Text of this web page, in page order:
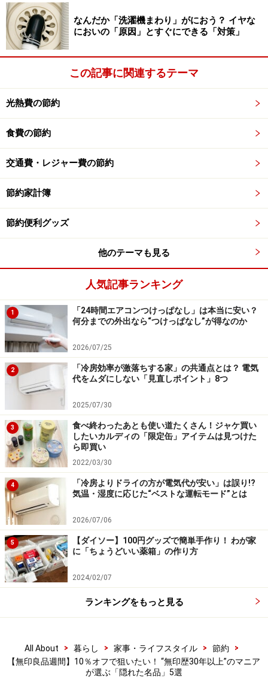
けなどを入れたりするのにもいいサイズ感です。
これ1つで整理整頓！「ナイロンメッシュバ
ッグインバッグ（タテ型）」
「ナイロンメッシュバッグインバッグ」タテ型 税込1290円
ますが、タテ型の「ナイロンメッシュバッグインバッ
グ」（税込1290円）は、タテに長い形状が大きな特徴で
頓に非常に役立ちます。
近年利用者が増えているリュックは上部がデッドスペー
スになりがちですが、このアイテムを使うことでその空
間を有効活用できます。一番大きなポケットにはA4サイ
ズのノートやクリアファイルも収まり、収納力も抜群で
す。
デスクの上にも！「ポリプロピレンごみ
箱・角型・ミニ」
「ポリプロピレンごみ箱・角型・ミニ」税込690円
無印良品はごみ箱の種類も豊富。無印良品の商品をそろ
えて利用しているご家庭も多いことでしょう。筆者が隠
れた名品としておすすめしたいのが、「ポリプロピレン
ごみ箱・角型・ミニ」（税込690円）。サイズは約0.9L
なのでデスクの上に置いても邪魔にならないサイズ感で
す。
ごみ箱以外にも使える
商品名はごみ箱ですが、ごみ箱以外としても幅広く利用
できます。使い切りのトイレブラシや、メイク用のスポ
ンジを入れたりするのにもちょうどいいサイズです。
なんだか「洗濯機まわり」がにおう？ イヤな
においの「原因」とすぐにできる「対策」
この記事に関連するテーマ
光熱費の節約
食費の節約
交通費・レジャー費の節約
節約家計簿
節約便利グッズ
他のテーマも見る
人気記事ランキング
1
「24時間エアコンつけっぱなし」は本当に安い？
何分までの外出なら“つけっぱなし”が得なのか
2026/07/25
2
「冷房効率が激落ちする家」の共通点とは？ 電気
代をムダにしない「見直しポイント」8つ
2025/07/30
3
食べ終わったあとも使い道たくさん！ジャケ買い
したいカルディの「限定缶」アイテムは見つけた
ら即買い
2022/03/30
4
「冷房よりドライの方が電気代が安い」は誤り!?
気温・湿度に応じた“ベストな運転モード”とは
2026/07/06
5
【ダイソー】100円グッズで簡単手作り！ わが家
に「ちょうどいい薬箱」の作り方
2024/02/07
ランキングをもっと見る
All About > 暮らし > 家事・ライフスタイル > 節約
>
【無印良品週間】10％オフで狙いたい！ “無印歴30年以上”のマニア
が選ぶ「隠れた名品」5選